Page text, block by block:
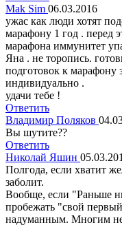
Mak Sim 06.03.2016
ужас как люди хотят
марафону 1 год . перед
марафона иммунитет
Яна . не торопись.
подготовок к марафону
индивидуально .
удачи тебе !
Ответить
Владимир Поляков
Вы шутите??
Ответить
Николай Яшин
Полгода, если хватит
заболит.
Вообще, если "Раньше
пробежать "свой
надуманным. Многим не